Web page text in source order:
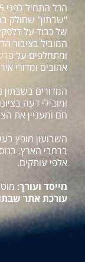
"שבתון" שחולק
של כבוד על
המוביל בציבור
ומתחלפים על
אהובים ומדורי
המדורים בשבתון
ומובילי דעה
חם ומעניין את
ברחבי הארץ.
אלפי עותקים.
מייסד ועורך:
עורכת אתר